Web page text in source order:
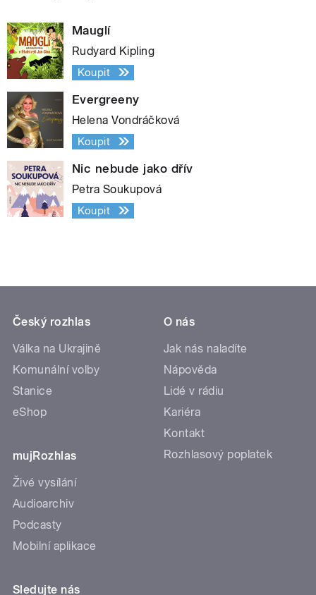
Mauglí
Rudyard Kipling
Koupit
Evergreeny
Helena Vondráčková
Koupit
Nic nebude jako dřív
Petra Soukupová
Koupit
Český rozhlas
Válka na Ukrajině
Komunální volby
Stanice
eShop
mujRozhlas
Živé vysílání
Audioarchiv
Podcasty
Mobilní aplikace
O nás
Jak nás naladíte
Nápověda
Lidé v rádiu
Kariéra
Kontakt
Rozhlasový poplatek
Sledujte nás